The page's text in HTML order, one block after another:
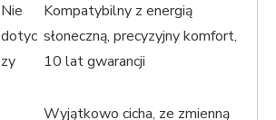
Nie
dotyc
zy
Kompatybilny z energią
słoneczną, precyzyjny komfort,
10 lat gwarancji
Wyjątkowo cicha, ze zmienną